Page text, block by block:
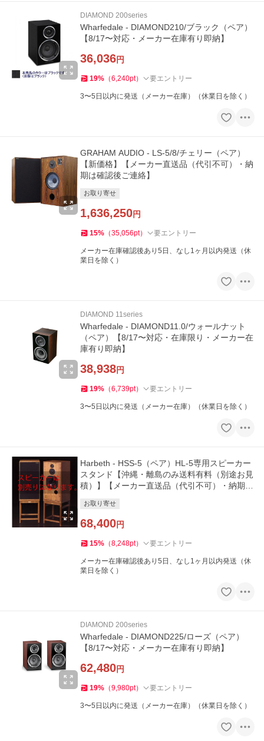
DIAMOND 200series
Wharfedale - DIAMOND210/ブラック（ペア）
【8/17〜対応・メーカー在庫有り即納】
36,036円
19% （6,240pt） 要エントリー
3〜5日以内に発送（メーカー在庫）（休業日を除く）
GRAHAM AUDIO - LS-5/8/チェリー（ペア）
【新価格】【メーカー直送品（代引不可）・納
期は確認後ご連絡】
お取り寄せ
1,636,250円
15% （35,056pt） 要エントリー
メーカー在庫確認後あり5日、なし1ヶ月以内発送（休
業日を除く）
DIAMOND 11series
Wharfedale - DIAMOND11.0/ウォールナット
（ペア）【8/17〜対応・在庫限り・メーカー在
庫有り即納】
38,938円
19% （6,739pt） 要エントリー
3〜5日以内に発送（メーカー在庫）（休業日を除く）
Harbeth - HSS-5（ペア）HL-5専用スピーカー
スタンド【沖縄・離島のみ送料有料（別途お見
積）】【メーカー直送品（代引不可）・納期は
お取り寄せ
68,400円
15% （8,248pt） 要エントリー
メーカー在庫確認後あり5日、なし1ヶ月以内発送（休
業日を除く）
DIAMOND 200series
Wharfedale - DIAMOND225/ローズ（ペア）
【8/17〜対応・メーカー在庫有り即納】
62,480円
19% （9,980pt） 要エントリー
3〜5日以内に発送（メーカー在庫）（休業日を除く）